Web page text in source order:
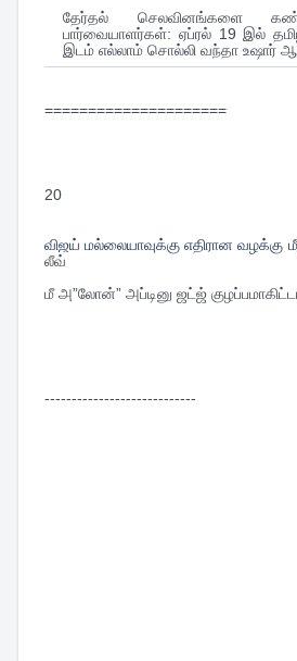
தேர்தல் செலவினங்களை
பார்வையாளர்கள்: ஏப்ரல் 19 இல்
இடம் எல்லாம் சொல்லி வந்தா உஷார்
=====================
20
விஜய் மல்லையாவுக்கு எதிரான வழக்கு
லீவ்
மீ அ”லோன்” அப்டினு ஜட்ஜ்
----------------------------